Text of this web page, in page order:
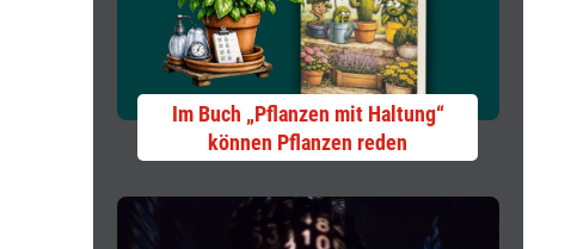
Im Buch „Pflanzen mit Haltung“
können Pflanzen reden